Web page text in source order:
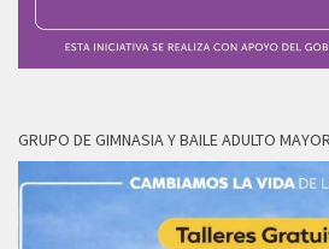
GRUPO DE GIMNASIA Y BAILE ADULTO